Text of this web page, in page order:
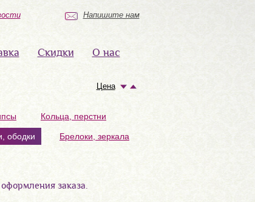
Напишите нам
Скидки О нас
Цена
Кольца, перстни
ободки Брелоки, зеркала
заказа.